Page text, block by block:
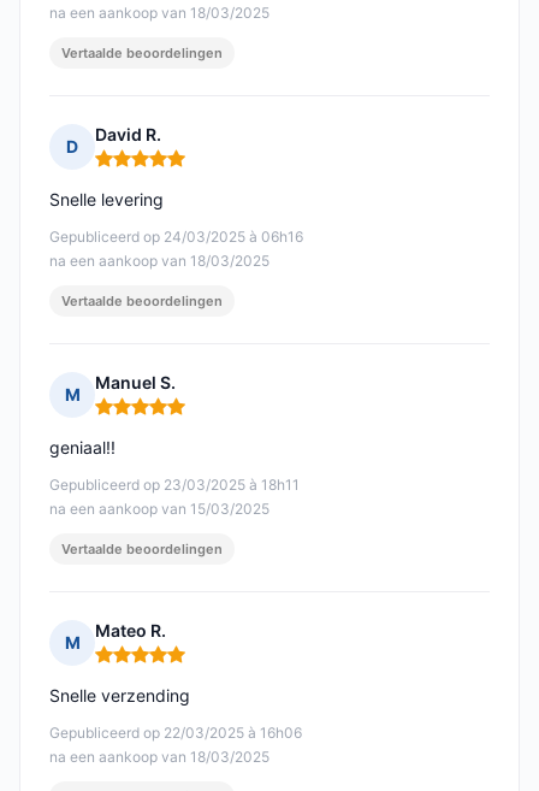
na een aankoop van 18/03/2025
Vertaalde beoordelingen
D
David R.
Opmerking: 5 van 5
Gepubliceerd op 24/03/2025 à 06h16
na een aankoop van 18/03/2025
Snelle levering
Vertaalde beoordelingen
M
Manuel S.
Opmerking: 5 van 5
Gepubliceerd op 23/03/2025 à 18h11
na een aankoop van 15/03/2025
geniaal!!
Vertaalde beoordelingen
M
Mateo R.
Opmerking: 5 van 5
Gepubliceerd op 22/03/2025 à 16h06
na een aankoop van 18/03/2025
Snelle verzending